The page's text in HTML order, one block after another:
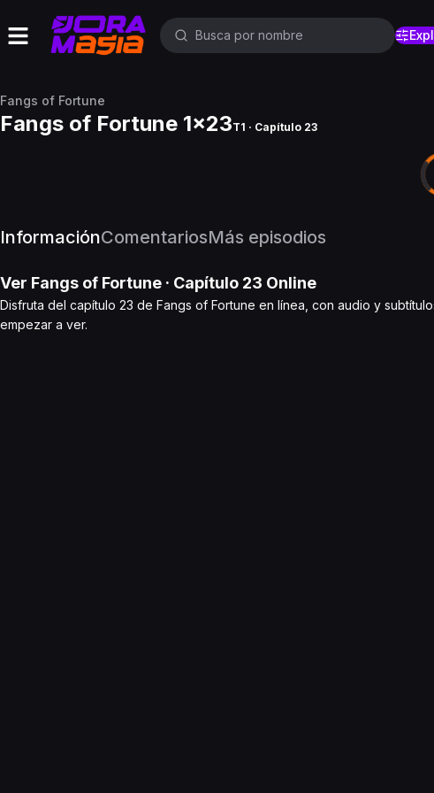
Fangs of Fortune
Fangs of Fortune 1x23T1 · Capítulo 23
InformaciónComentariosMás episodios
Ver Fangs of Fortune · Capítulo 23 Online
Disfruta del capítulo 23 de Fangs of Fortune en línea, con audio y
empezar a ver.